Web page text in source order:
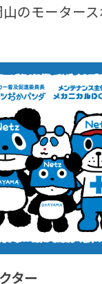
のモーター
ター